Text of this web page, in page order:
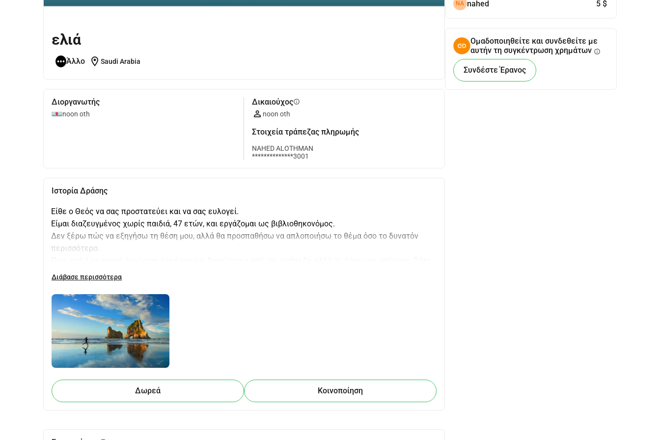
ελιά
Άλλο location_on Saudi Arabia
Διοργανωτής
noon oth
Δικαιούχοςinfo
noon oth
Στοιχεία τράπεζας πληρωμής
NAHED ALOTHMAN
**************3001
Ιστορία Δράσης
Είθε ο Θεός να σας προστατεύει και να σας ευλογεί.
Είμαι διαζευγμένος χωρίς παιδιά, 47 ετών, και εργάζομαι ως βιβλιοθηκονόμος.
Δεν ξέρω πώς να εξηγήσω τη θέση μου, αλλά θα προσπαθήσω να απλοποιήσω το θέμα όσο το δυνατόν
περισσότερο.
μία από τις αδελφές μου χρειάστηκε ένα αυτοκίνητο γιατί πούλησε το αυτοκίνητό της για να πληρώσει τις
όλα ήταν πολύ φυσιολογικά. Ωστόσο, μπλέχτηκα σε μια επένδυση και εξαπατήθηκα, κάτι που οφείλεται
στην άγνοιά μου, και τα βάρη αυξήθηκαν, κάνοντάς τις δόσεις υψηλές. Στη συνέχεια, επικοινώνησα με μια
χρηματοδοτική εταιρεία που ρύθμισε τη χρηματοδότηση της επιχείρησής μου και ενοποίησε τις δόσεις με
την Al Rajhi Bank. Αν και οι δόσεις μειώθηκαν, το ποσό του δανείου αυξήθηκε. Πρόσφατα, δανείστηκα ένα
άλλο ποσό για να παρέχω στη μητέρα μου κάποιες ανάγκες (παρόλο που ήταν θυμωμένη μαζί μου γι' αυτό).
Αυτή τη στιγμή, έχω ένα υποθηκοφυλακείο από το Ταμείο Ακινήτων,
Το συνολικό μου χρέος και της αδελφής μου είναι σχεδόν 2000000 SAR = 505703
Επίσης, ελπίζω να μπορέσω να υποστηρίξω την αδελφή μου για να κλείσει το δάνειό της.
Η μητέρα μου δεν εργάζεται, και διαθέτω 3000 ριάλ μηνιαίως για τα έξοδά της γιατί είναι μια ηλικιωμένη
Διάβασε περισσότερα
Δωρεά Κοινοποίηση
NA nahed 5 $
Ομαδοποιηθείτε και συνδεθείτε με
αυτήν τη συγκέντρωση χρημάτων info
Συνδέστε Έρανος